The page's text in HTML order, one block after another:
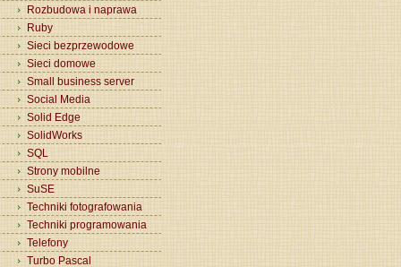
Rozbudowa i naprawa
Ruby
Sieci bezprzewodowe
Sieci domowe
Small business server
Social Media
Solid Edge
SolidWorks
SQL
Strony mobilne
SuSE
Techniki fotografowania
Techniki programowania
Telefony
Turbo Pascal